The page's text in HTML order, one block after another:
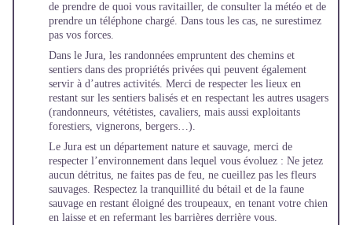
de prendre de quoi vous ravitailler, de consulter la météo et de
prendre un téléphone chargé. Dans tous les cas, ne surestimez
pas vos forces.
Dans le Jura, les randonnées empruntent des chemins et
sentiers dans des propriétés privées qui peuvent également
servir à d’autres activités. Merci de respecter les lieux en
restant sur les sentiers balisés et en respectant les autres usagers
(randonneurs, vététistes, cavaliers, mais aussi exploitants
forestiers, vignerons, bergers…).
Le Jura est un département nature et sauvage, merci de
respecter l’environnement dans lequel vous évoluez : Ne jetez
aucun détritus, ne faites pas de feu, ne cueillez pas les fleurs
sauvages. Respectez la tranquillité du bétail et de la faune
sauvage en restant éloigné des troupeaux, en tenant votre chien
en laisse et en refermant les barrières derrière vous.